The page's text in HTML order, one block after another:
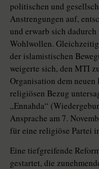
politischen und
Anstrengungen auf,
und erwarb sich
Wohlwollen.
der islamistischen
weigerte sich, den MTI
Organisation dem neuen
religiösen Bezug
„Ennahda“
Ansprache am 7.
für eine religiöse Partei
Eine tiefgreifende
gestartet, die